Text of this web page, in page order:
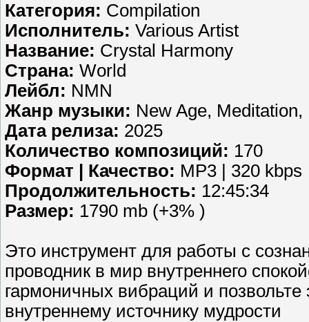
Категория: Compilation
Исполнитель: Various Artist
Название: Crystal Harmony
Страна: World
Лейбл: NMN
Жанр музыки: New Age, Meditation,
Дата релиза: 2025
Количество композиций: 170
Формат | Качество: MP3 | 320 kbps
Продолжительность: 12:45:34
Размер: 1790 mb (+3% )
Это инструмент для работы с
проводник в мир внутреннего
гармоничных вибраций и
внутреннему источнику мудрости